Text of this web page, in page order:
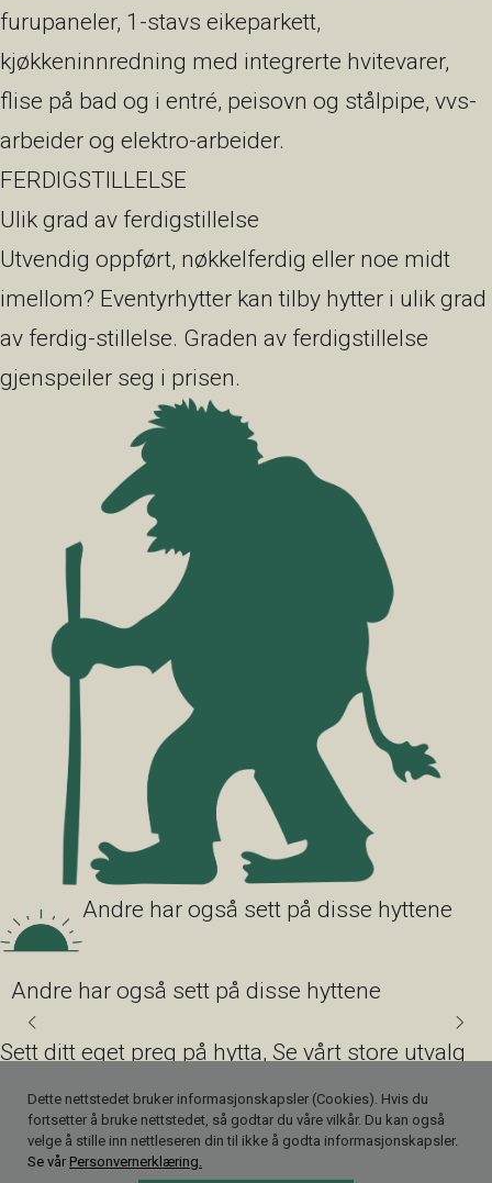
furupaneler, 1-stavs eikeparkett,
kjøkkeninnredning med integrerte hvitevarer,
flise på bad og i entré, peisovn og stålpipe, vvs-
arbeider og elektro-arbeider.
FERDIGSTILLELSE
Ulik grad av ferdigstillelse
Utvendig oppført, nøkkelferdig eller noe midt
imellom? Eventyrhytter kan tilby hytter i ulik grad
av ferdig-stillelse. Graden av ferdigstillelse
gjenspeiler seg i prisen.
Andre har også sett på disse hyttene
Andre har også sett på disse hyttene
Sett ditt eget preg på hytta, Se vårt store utvalg
av interiørpakker og eksteriørpakker.
Se vårt utvalg her
©Eventyrhytter AS-2024
Dette nettstedet bruker informasjonskapsler (Cookies). Hvis du
fortsetter å bruke nettstedet, så godtar du våre vilkår. Du kan også
velge å stille inn nettleseren din til ikke å godta informasjonskapsler.
Se vår Personvernerklæring.